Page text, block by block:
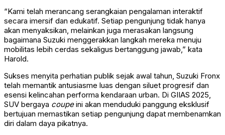
“Kami telah merancang serangkaian pengalaman interaktif
secara imersif dan edukatif. Setiap pengunjung tidak hanya
akan menyaksikan, melainkan juga merasakan langsung
bagaimana Suzuki menggerakkan langkah mereka menuju
mobilitas lebih cerdas sekaligus bertanggung jawab,” kata
Harold.
Sukses menyita perhatian publik sejak awal tahun, Suzuki Fronx
telah memantik antusiasme luas dengan siluet progresif dan
esensi kelincahan performa kendaraan urban. Di GIIAS 2025,
SUV bergaya coupeini akan menduduki panggung eksklusif
bertujuan memastikan setiap pengunjung dapat membenamkan
diri dalam daya pikatnya.